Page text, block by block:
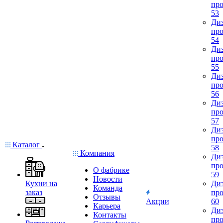
Каталог
Кухни на
заказ
Компания
О фабрике
Новости
Команда
Отзывы
Карьера
Контакты
Акции
53
54
55
56
57
58
59
60